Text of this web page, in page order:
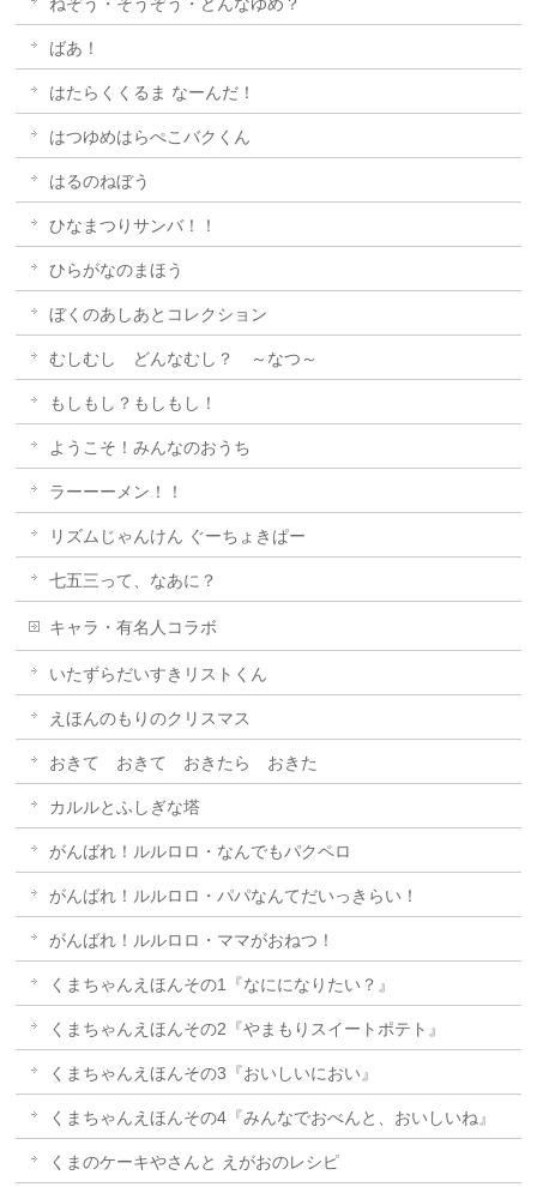
ばあ！
はたらくくるま なーんだ！
はつゆめはらぺこバクくん
はるのねぼう
ひなまつりサンバ！！
ひらがなのまほう
ぼくのあしあとコレクション
むしむし どんなむし？ ～なつ～
もしもし？もしもし！
ようこそ！みんなのおうち
ラーーーメン！！
リズムじゃんけん ぐーちょきぱー
七五三って、なあに？
キャラ・有名人コラボ
いたずらだいすきリストくん
えほんのもりのクリスマス
おきて おきて おきたら おきた
カルルとふしぎな塔
がんばれ！ルルロロ・なんでもパクペロ
がんばれ！ルルロロ・パパなんてだいっきらい！
がんばれ！ルルロロ・ママがおねつ！
くまちゃんえほんその1『なにになりたい？』
くまちゃんえほんその2『やまもりスイートポテト』
くまちゃんえほんその3『おいしいにおい』
くまちゃんえほんその4『みんなでおべんと、おいしいね』
くまのケーキやさんと えがおのレシピ